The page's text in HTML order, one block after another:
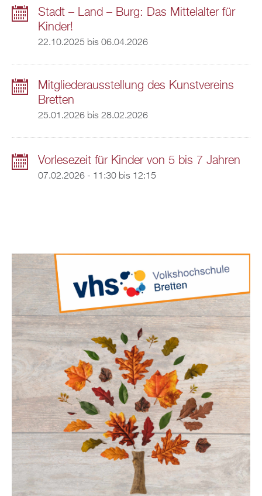
Stadt – Land – Burg: Das Mittelalter für
Kinder!
22.10.2025 bis 06.04.2026
Mitgliederausstellung des Kunstvereins
Bretten
25.01.2026bis 28.02.2026
Vorlesezeit für Kinder von 5 bis 7 Jahren
07.02.2026 - 11:30bis 12:15